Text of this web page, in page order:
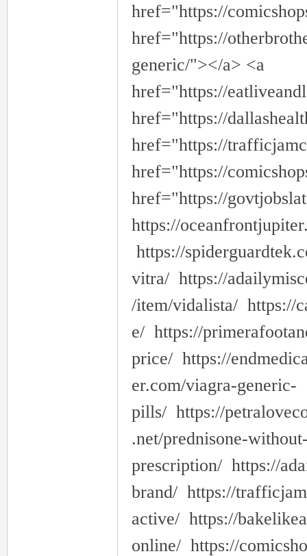
href="https://
href="https://
generic/"></a> <a
href="https://
href="https://
href="https://
href="https://
href="https://
https://
https://
vitra/ https://
/item/vidalista/ https://
e/ https://
price/ https://
er.com/viagra-generic-
pills/ https://
.net/prednisone-
prescription/ https://
brand/ https://
active/ https://
online/ https://